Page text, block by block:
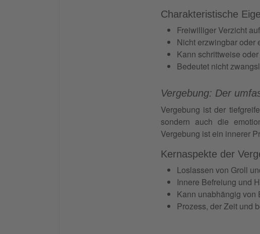
Charakteristische
Freiwilliger Verzicht
Nicht erzwingbar oder
Kann schrittweise
Bedeutet nicht
Vergebung: Der
Vergebung ist der
sondern auch die
Vergebung ist ein innerer
Kernaspekte der
Loslassen von Groll
Innere Befreiung und
Kann unabhängig von
Prozess, der Zeit und